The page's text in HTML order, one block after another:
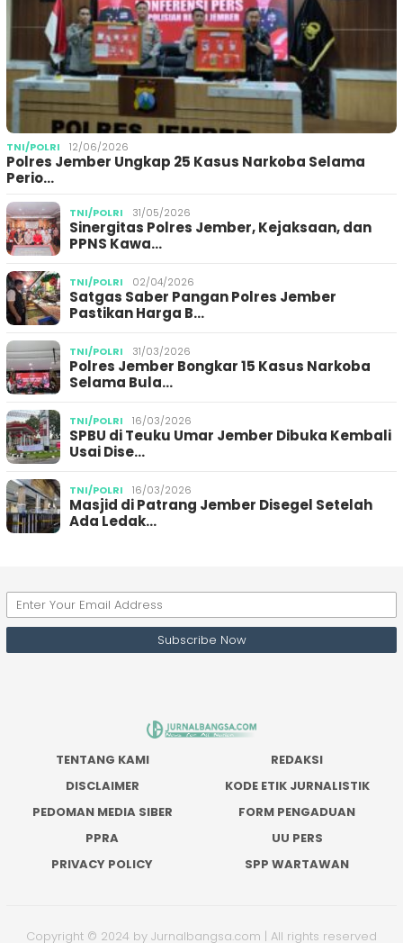
TNI/POLRI 12/06/2026
Polres Jember Ungkap 25 Kasus Narkoba Selama
Perio…
TNI/POLRI 31/05/2026
Sinergitas Polres Jember, Kejaksaan, dan
PPNS Kawa…
TNI/POLRI 02/04/2026
Satgas Saber Pangan Polres Jember
Pastikan Harga B…
TNI/POLRI 31/03/2026
Polres Jember Bongkar 15 Kasus Narkoba
Selama Bula…
TNI/POLRI 16/03/2026
SPBU di Teuku Umar Jember Dibuka Kembali
Usai Dise…
TNI/POLRI 16/03/2026
Masjid di Patrang Jember Disegel Setelah
Ada Ledak…
TENTANG KAMI
REDAKSI
DISCLAIMER
KODE ETIK JURNALISTIK
PEDOMAN MEDIA SIBER
FORM PENGADUAN
PPRA
UU PERS
PRIVACY POLICY
SPP WARTAWAN
Copyright © 2024 by Jurnalbangsa.com | All rights reserved